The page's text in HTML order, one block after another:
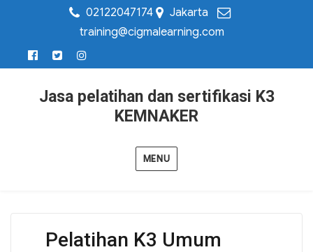
02122047174
Jakarta
training@cigmalearning.com
Jasa pelatihan dan sertifikasi K3
KEMNAKER
MENU
Pelatihan K3 Umum